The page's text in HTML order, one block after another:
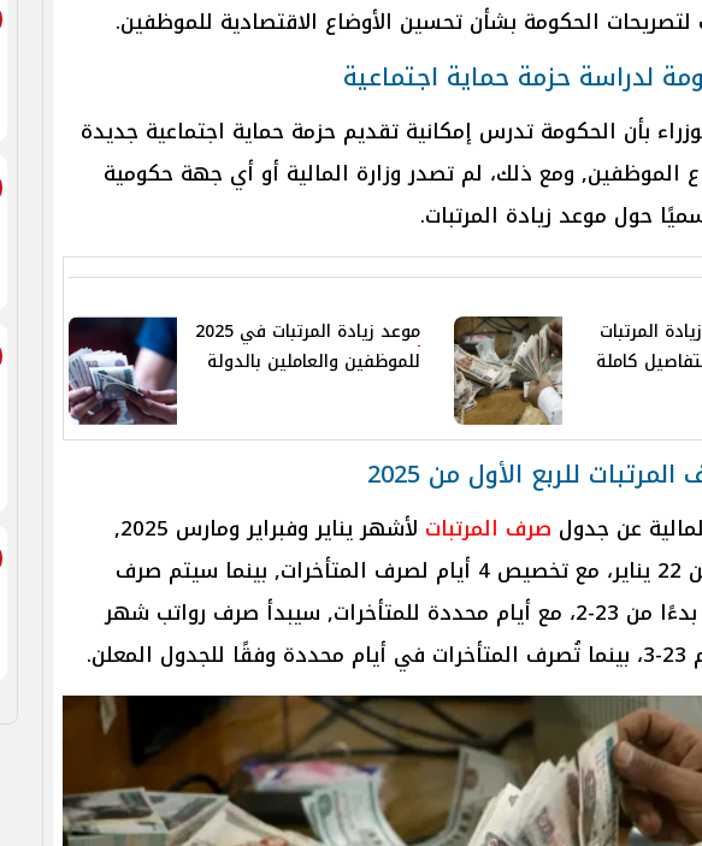
الحكومة بشأن تحسين الأوضاع الاقتصادية للموظفين.
لدراسة حزمة حماية اجتماعية
بأن الحكومة تدرس إمكانية تقديم حزمة حماية اجتماعية جديدة
الموظفين, ومع ذلك، لم تصدر وزارة المالية أو أي جهة حكومية
حول موعد زيادة المرتبات.
المرتبات
موعد زيادة المرتبات في 2025
للموظفين والعاملين بالدولة
للربع الأول من 2025
عن جدول صرف المرتبات
لأشهر يناير وفبراير ومارس 2025,
والذي يبدأ من 22 يناير، مع تخصيص 4 أيام لصرف المتأخرات, بينما سيتم صرف
مرتبات فبراير بدءًا من 23-2، مع أيام محددة للمتأخرات, سيبدأ صرف رواتب شهر